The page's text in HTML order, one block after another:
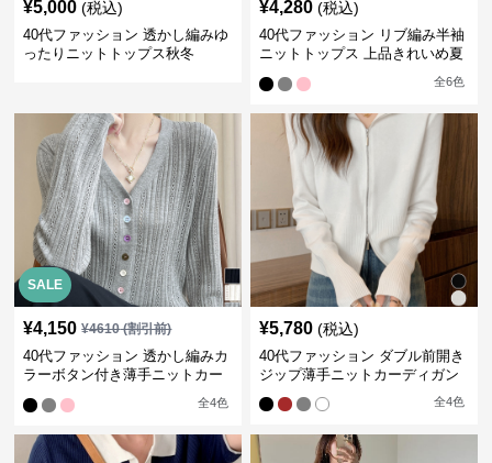
¥5,000 (税込)
40代ファッション 透かし編みゆ
ったりニットトップス秋冬
¥4,280 (税込)
40代ファッション リブ編み半袖
ニットトップス 上品きれいめ夏
全6色
SALE
¥4,150 ¥4610(割引前)
40代ファッション 透かし編みカ
ラーボタン付き薄手ニットカー
全4色
¥5,780 (税込)
40代ファッション ダブル前開き
ジップ薄手ニットカーディガン
全4色